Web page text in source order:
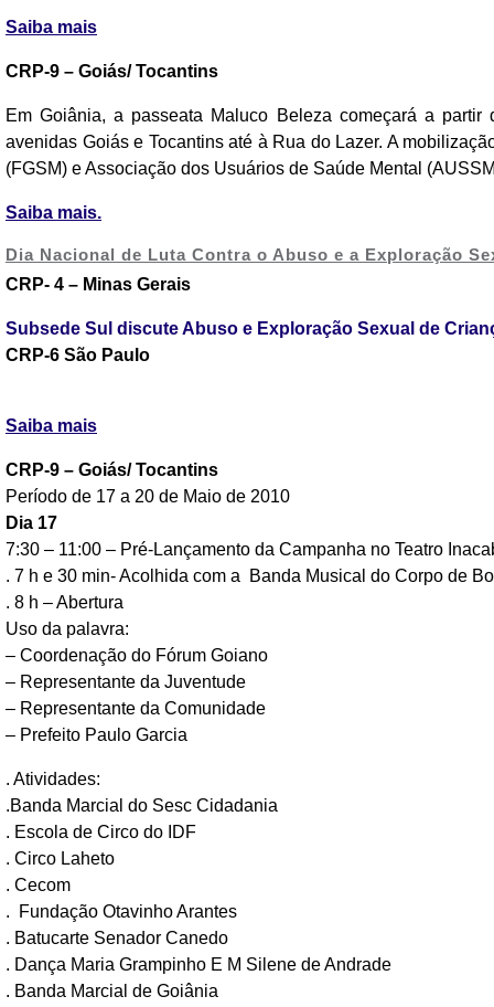
Saiba mais
CRP-9 – Goiás/ Tocantins
Em Goiânia, a passeata Maluco Beleza começará a
avenidas Goiás e Tocantins até à Rua do Lazer. A
(FGSM) e Associação dos Usuários de Saúde Mental
Saiba mais.
Dia Nacional de Luta Contra o Abuso e a Exploração
CRP- 4 – Minas Gerais
Subsede Sul discute Abuso e Exploração Sexual de
CRP-6 São Paulo
Saiba mais
CRP-9 – Goiás/ Tocantins
Período de 17 a 20 de Maio de 2010
Dia 17
7:30 – 11:00 – Pré-Lançamento da Campanha no Teatro
. 7 h e 30 min- Acolhida com a Banda Musical do Corpo de
. 8 h – Abertura
Uso da palavra:
– Coordenação do Fórum Goiano
– Representante da Juventude
– Representante da Comunidade
– Prefeito Paulo Garcia
. Atividades:
.Banda Marcial do Sesc Cidadania
. Escola de Circo do IDF
. Circo Laheto
. Cecom
. Fundação Otavinho Arantes
. Batucarte Senador Canedo
. Dança Maria Grampinho E M Silene de Andrade
. Banda Marcial de Goiânia